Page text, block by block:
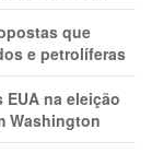
que
e petrolíferas
na eleição
Washington